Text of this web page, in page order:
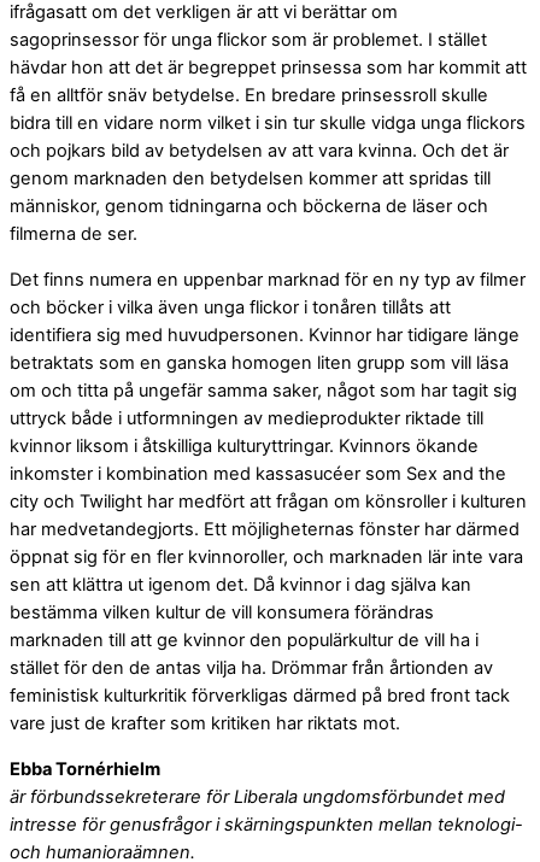
ifrågasatt om det verkligen är att vi berättar om
sagoprinsessor för unga flickor som är problemet. I stället
hävdar hon att det är begreppet prinsessa som har kommit att
få en alltför snäv betydelse. En bredare prinsessroll skulle
bidra till en vidare norm vilket i sin tur skulle vidga unga flickors
och pojkars bild av betydelsen av att vara kvinna. Och det är
genom marknaden den betydelsen kommer att spridas till
människor, genom tidningarna och böckerna de läser och
filmerna de ser.
Det finns numera en uppenbar marknad för en ny typ av filmer
och böcker i vilka även unga flickor i tonåren tillåts att
identifiera sig med huvudpersonen. Kvinnor har tidigare länge
betraktats som en ganska homogen liten grupp som vill läsa
om och titta på ungefär samma saker, något som har tagit sig
uttryck både i utformningen av medieprodukter riktade till
kvinnor liksom i åtskilliga kulturyttringar. Kvinnors ökande
inkomster i kombination med kassasucéer som Sex and the
city och Twilight har medfört att frågan om könsroller i kulturen
har medvetandegjorts. Ett möjligheternas fönster har därmed
öppnat sig för en fler kvinnoroller, och marknaden lär inte vara
sen att klättra ut igenom det. Då kvinnor i dag själva kan
bestämma vilken kultur de vill konsumera förändras
marknaden till att ge kvinnor den populärkultur de vill ha i
stället för den de antas vilja ha. Drömmar från årtionden av
feministisk kulturkritik förverkligas därmed på bred front tack
vare just de krafter som kritiken har riktats mot.
Ebba Tornérhielm
är förbundssekreterare för Liberala ungdomsförbundet med
intresse för genusfrågor i skärningspunkten mellan teknologi-
och humanioraämnen.